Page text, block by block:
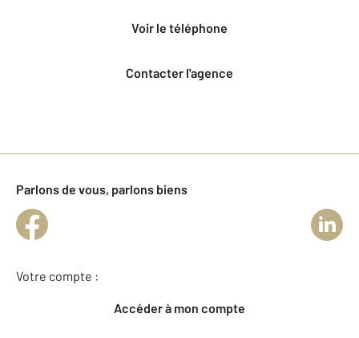
voir le téléphone
Contacter l'agence
Parlons de vous, parlons biens
Votre compte :
Accéder à mon compte